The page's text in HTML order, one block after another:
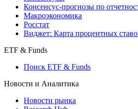
Поиск индексов
Страницы стран
Создать индекс
Консенсусы
Макроэкономика
Виджет: Карта процентных ставок
ETF & Funds
Поиск ETF & Funds